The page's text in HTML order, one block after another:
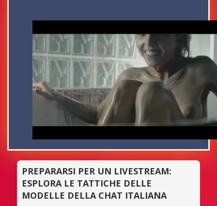
PREPARARSI PER UN LIVESTREAM:
ESPLORA LE TATTICHE DELLE
MODELLE DELLA CHAT ITALIANA